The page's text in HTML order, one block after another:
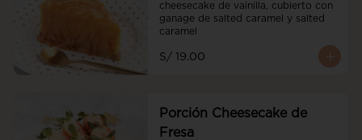
cheesecake de vainilla, cubierto con
ganage de salted caramel y salted
caramel
S/ 19.00
Porción Cheesecake de
Fresa